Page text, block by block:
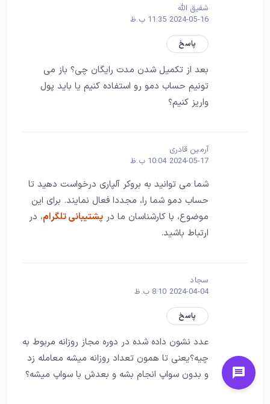
شفیق الله
2024-05-16 11:35 ب.ظ
پاسخ
بعد از تکمیل شدن مدت رایگان چی؟ باز می
تونیم حساب دمو رو استفاده کنیم یا باید پول
واریز کنیم؟
آرمین قادری
2024-05-17 10:04 ب.ظ
شما می توانید به بروکر آلپاری درخواست دهید تا
حساب دمو شما را، مجددا فعال نمایند. برای این
موضوع، با کارشناسان ما در پشتیبانی تلگرام، در
ارتباط باشید.
سجاد
2024-04-04 8:10 ب.ظ
پاسخ
عدد نشون داده شده در دوره مجاز روزانه مربوط به
چیه؟یعنی تا همون تعداد روزانه میشه معامله زد
و بدون سواپ انجام بشه و بعدش با سواپ میشه؟